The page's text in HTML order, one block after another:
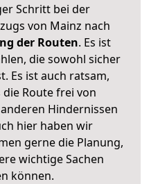
Schritt bei der
von Mainz nach
der Routen. Es ist
die sowohl sicher
Es ist auch ratsam,
Route frei von
Hindernissen
hier haben wir
gerne die Planung,
wichtige Sachen
können.